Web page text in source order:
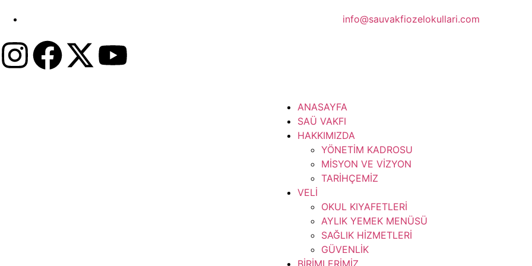
info@sauvakfiozelokullari.com
ANASAYFA
SAÜ VAKFI
HAKKIMIZDA
YÖNETİM KADROSU
MİSYON VE VİZYON
TARİHÇEMİZ
VELİ
OKUL KIYAFETLERİ
AYLIK YEMEK MENÜSÜ
SAĞLIK HİZMETLERİ
GÜVENLİK